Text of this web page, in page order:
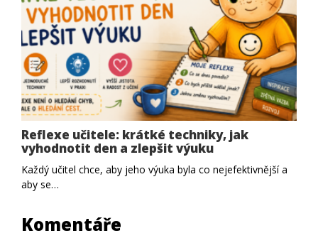
Reflexe učitele: krátké techniky, jak
vyhodnotit den a zlepšit výuku
Každý učitel chce, aby jeho výuka byla co nejefektivnější a
aby se…
Komentáře